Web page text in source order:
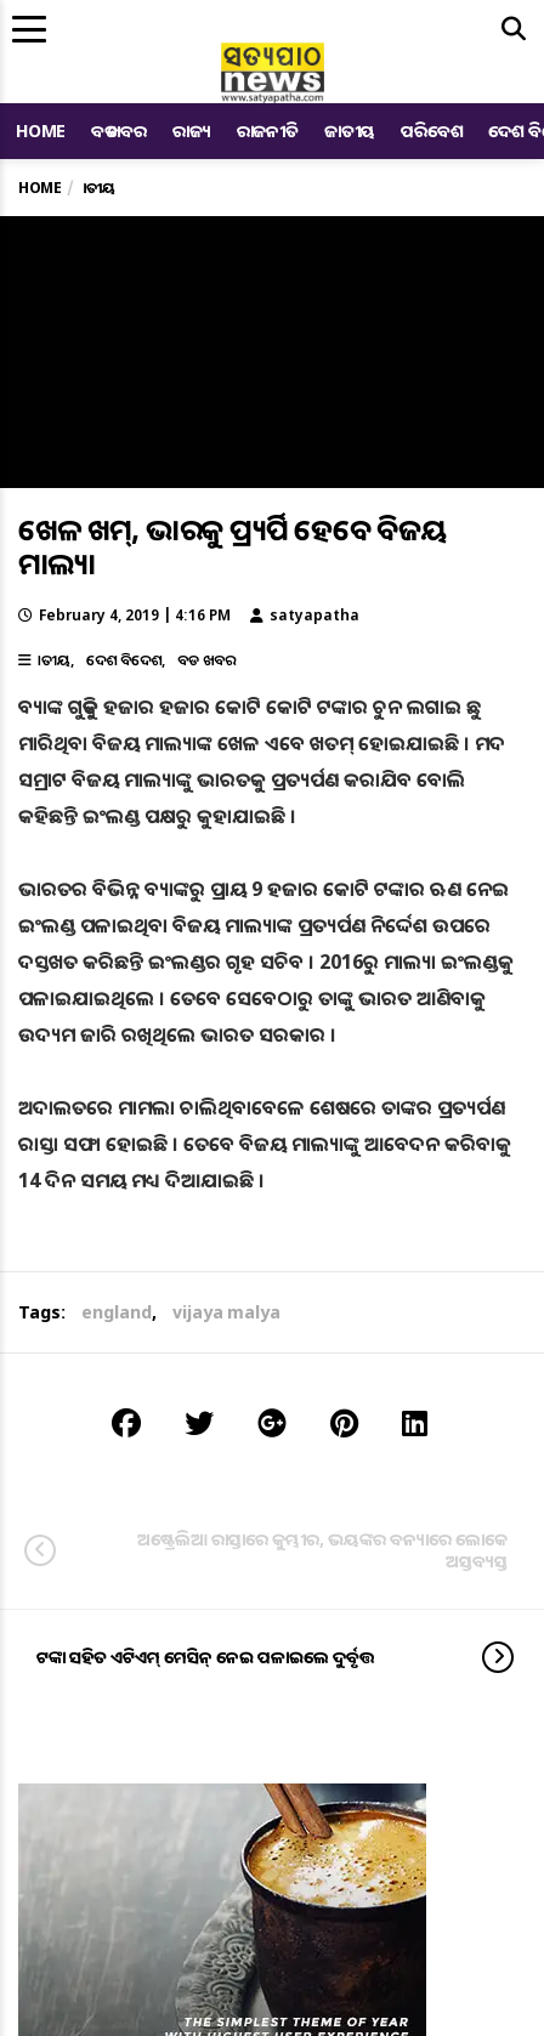
HOME ବଡ ଖବର ରାଜ୍ୟ ରାଜନୀତି ଜାତୀୟ ପରିବେଶ ଦେଶ
HOME ଜାତୀୟ
ଖେଳ ଖତମ୍‌, ଭାରତକୁ ପ୍ରତ୍ୟର୍ପିତ ହେବେ ବିଜୟ
ମାଲ୍ୟା
February 4, 2019 | 4:16 PM satyapatha
ଜାତୀୟ ଦେଶ ବିଦେଶ ବଡ ଖବର
ବ୍ୟାଙ୍କ ଗୁଡ଼ିକୁ ହଜାର ହଜାର କୋଟି କୋଟି ଟଙ୍କାର ଚୁନ ଲଗାଇ ଛୁ
ମାରିଥିବା ବିଜୟ ମାଲ୍ୟାଙ୍କ ଖେଳ ଏବେ ଖତମ୍‌ ହୋଇଯାଇଛି । ମଦ
ସମ୍ରାଟ ବିଜୟ ମାଲ୍ୟାଙ୍କୁ ଭାରତକୁ ପ୍ରତ୍ୟର୍ପଣ କରାଯିବ ବୋଲି
କହିଛନ୍ତି ଇଂଲଣ୍ଡ ପକ୍ଷରୁ କୁହାଯାଇଛି ।
ଭାରତର ବିଭିନ୍ନ ବ୍ୟାଙ୍କରୁ ପ୍ରାୟ 9 ହଜାର କୋଟି ଟଙ୍କାର ଋଣ ନେଇ
ଇଂଲଣ୍ଡ ପଳାଇଥିବା ବିଜୟ ମାଲ୍ୟାଙ୍କ ପ୍ରତ୍ୟର୍ପଣ ନିର୍ଦ୍ଦେଶ ଉପରେ
ଦସ୍ତଖତ କରିଛନ୍ତି ଇଂଲଣ୍ଡର ଗୃହ ସଚିବ । 2016ରୁ ମାଲ୍ୟା ଇଂଲଣ୍ଡକୁ
ପଳାଇଯାଇଥିଲେ । ତେବେ ସେବେଠାରୁ ତାଙ୍କୁ ଭାରତ ଆଣିବାକୁ
ଉଦ୍ୟମ ଜାରି ରଖିଥିଲେ ଭାରତ ସରକାର ।
ଅଦାଲତରେ ମାମଲା ଚାଲିଥିବାବେଳେ ଶେଷରେ ତାଙ୍କର ପ୍ରତ୍ୟର୍ପଣ
ରାସ୍ତା ସଫା ହୋଇଛି । ତେବେ ବିଜୟ ମାଲ୍ୟାଙ୍କୁ ଆବେଦନ କରିବାକୁ
14 ଦିନ ସମୟ ମଧ୍ୟ ଦିଆଯାଇଛି ।
Tags: england, vijaya malya
ଅଷ୍ଟ୍ରେଲିଆ ରାସ୍ତାରେ କୁମ୍ଭୀର, ଭୟଙ୍କର ବନ୍ୟାରେ ଲୋକେ
ଅସ୍ତବ୍ୟସ୍ତ
ଟଙ୍କା ସହିତ ଏଟିଏମ୍‌ ମେସିନ୍‌ ନେଇ ପଳାଇଲେ ଦୁର୍ବୃତ୍ତ